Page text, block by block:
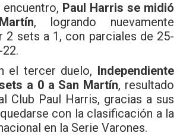
encuentro, Paul Harris se midió
, logrando nuevamente
2 sets a 1, con parciales de 25-
el tercer duelo, Independiente
a 0 a San Martín, resultado
Club Paul Harris, gracias a sus
con la clasificación a la
en la Serie Varones.